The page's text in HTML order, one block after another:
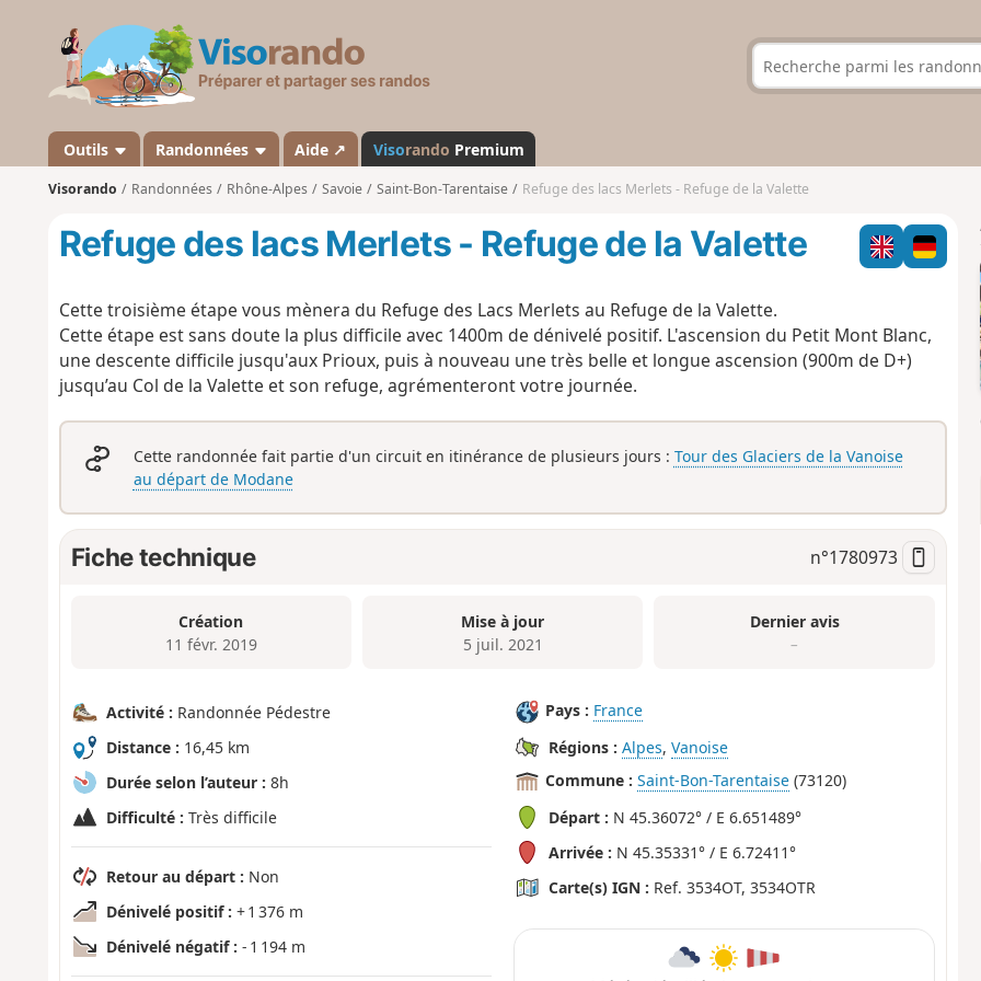
s
a
n
d
Outils Randonnées Aide ↗ Visorando Premium
Visorando Randonnées Rhône-Alpes Savoie Saint-Bon-Tarentaise Refuge des lacs Merlets - Refuge de la Valette
Refuge des lacs Merlets - Refuge de la Valette
Cette troisième étape vous mènera du Refuge des Lacs Merlets au Refuge de la Valette.
Cette étape est sans doute la plus difficile avec 1400m de dénivelé positif. L'ascension du Petit Mont Blanc,
une descente difficile jusqu'aux Prioux, puis à nouveau une très belle et longue ascension (900m de D+)
jusqu’au Col de la Valette et son refuge, agrémenteront votre journée.
Cette randonnée fait partie d'un circuit en itinérance de plusieurs jours : Tour des Glaciers de la Vanoise
au départ de Modane
Fiche technique n°1780973
Création
11 févr. 2019
Mise à jour
5 juil. 2021
Dernier avis
–
Activité : Randonnée Pédestre
Distance : 16,45 km
Durée selon l’auteur : 8h
Difficulté : Très difficile
Retour au départ : Non
Dénivelé positif : + 1 376 m
Dénivelé négatif : - 1 194 m
Pays : France
Régions : Alpes,Vanoise
Commune : Saint-Bon-Tarentaise (73120)
Départ : N 45.36072° / E 6.651489°
Arrivée : N 45.35331° / E 6.72411°
Carte(s) IGN : Ref. 3534OT, 3534OTR